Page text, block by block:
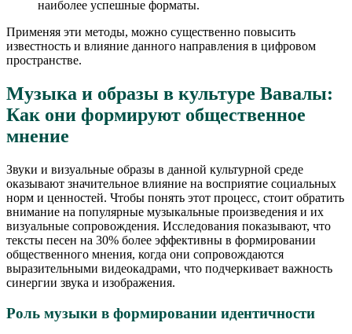
наиболее успешные форматы.
Применяя эти методы, можно существенно повысить
известность и влияние данного направления в цифровом
пространстве.
Музыка и образы в культуре Вавалы:
Как они формируют общественное
мнение
Звуки и визуальные образы в данной культурной среде
оказывают значительное влияние на восприятие социальных
норм и ценностей. Чтобы понять этот процесс, стоит обратить
внимание на популярные музыкальные произведения и их
визуальные сопровождения. Исследования показывают, что
тексты песен на 30% более эффективны в формировании
общественного мнения, когда они сопровождаются
выразительными видеокадрами, что подчеркивает важность
синергии звука и изображения.
Роль музыки в формировании идентичности